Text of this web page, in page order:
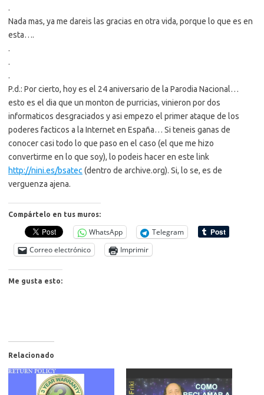
.
Nada mas, ya me dareis las gracias en otra vida, porque lo que es en
esta….
.
.
.
P.d.: Por cierto, hoy es el 24 aniversario de la Parodia Nacional…
esto es el dia que un monton de purricias, vinieron por dos
informaticos desgraciados y asi empezo el primer ataque de los
poderes facticos a la Internet en España… Si teneis ganas de
conocer casi todo lo que paso en el caso (el que me hizo
convertirme en lo que soy), lo podeis hacer en este link
http://nini.es/bsatec(dentro de archive.org). Si, lo se, es de
verguenza ajena.
Compártelo en tus muros:
WhatsApp
Telegram
Correo electrónico
Imprimir
Me gusta esto:
Relacionado